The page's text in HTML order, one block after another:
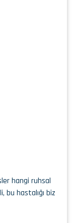
hangi ruhsal
bu hastalığı biz